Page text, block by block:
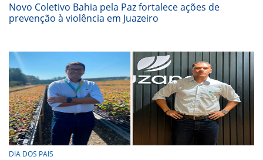
Novo Coletivo Bahia pela Paz fortalece ações de
prevenção à violência em Juazeiro
DIA DOS PAIS